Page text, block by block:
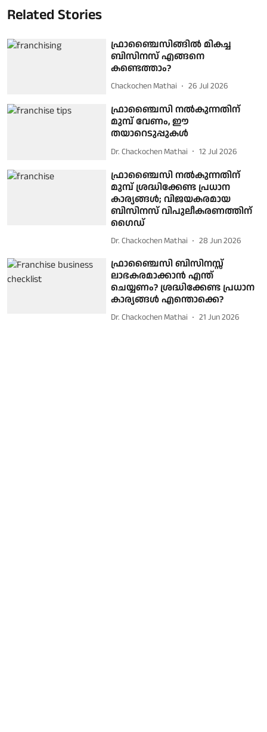
Related Stories
ഫ്രാഞ്ചൈസിങ്ങില്‍ മികച്ച
ബിസിനസ് എങ്ങനെ
കണ്ടെത്താം?
Chackochen Mathai 26 Jul 2026
ഫ്രാഞ്ചൈസി നല്‍കുന്നതിന്
മുമ്പ് വേണം, ഈ
തയാറെടുപ്പുകള്‍
Dr. Chackochen Mathai 12 Jul 2026
ഫ്രാഞ്ചൈസി നൽകുന്നതിന്
മുമ്പ് ശ്രദ്ധിക്കേണ്ട പ്രധാന
കാര്യങ്ങൾ; വിജയകരമായ
ബിസിനസ് വിപുലീകരണത്തിന്
ഗൈഡ്
Dr. Chackochen Mathai 28 Jun 2026
ഫ്രാഞ്ചൈസി ബിസിനസ്സ്
ലാഭകരമാക്കാൻ എന്ത്
ചെയ്യണം? ശ്രദ്ധിക്കേണ്ട പ്രധാന
കാര്യങ്ങൾ എന്തൊക്കെ?
Dr. Chackochen Mathai 21 Jun 2026